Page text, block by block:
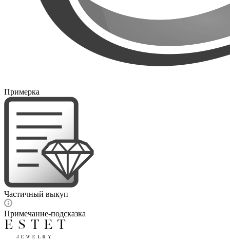
Примерка
Частичный выкуп
Примечание-подсказка